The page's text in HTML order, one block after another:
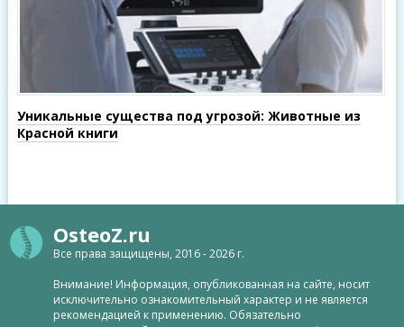
Уникальные существа под угрозой: Животные из
Красной книги
OsteoZ.ru
Все права защищены, 2016 - 2026 г.
Внимание! Информация, опубликованная на сайте, носит
исключительно ознакомительный характер и не является
рекомендацией к применению. Обязательно